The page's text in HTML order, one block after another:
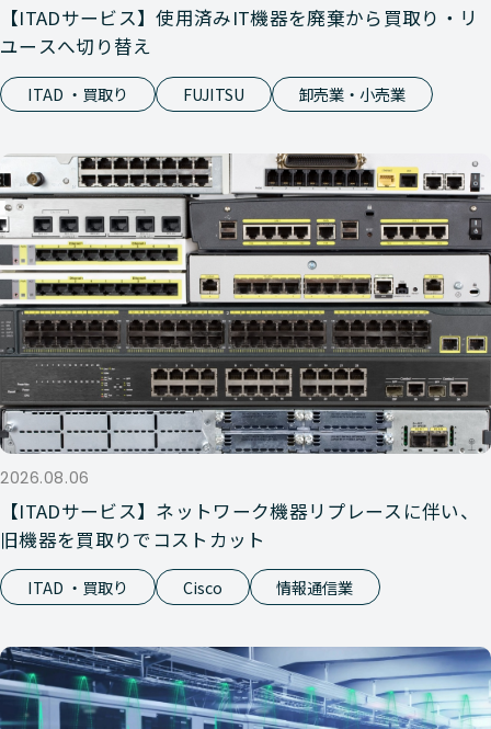
【ITADサービス】使用済みIT機器を廃棄から買取り・リ
ユースへ切り替え
ITAD ・買取り FUJITSU 卸売業・小売業
2026.08.06
【ITADサービス】ネットワーク機器リプレースに伴い、
旧機器を買取りでコストカット
ITAD ・買取り Cisco 情報通信業